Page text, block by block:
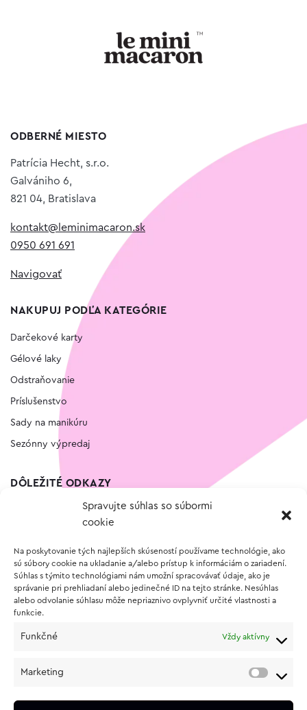
Spravujte súhlas so súbormi
cookie
Na poskytovanie tých najlepších skúseností používame technológie, ako
sú súbory cookie na ukladanie a/alebo prístup k informáciám o zariadení.
Súhlas s týmito technológiami nám umožní spracovávať údaje, ako je
správanie pri prehliadaní alebo jedinečné ID na tejto stránke. Nesúhlas
alebo odvolanie súhlasu môže nepriaznivo ovplyvniť určité vlastnosti a
funkcie.
Funkčné Vždy aktívny
Marketing
ODBERNÉ MIESTO
Patrícia Hecht, s.r.o.
Galvániho 6,
821 04, Bratislava
kontakt@leminimacaron.sk
0950 691 691
Navigovať
NAKUPUJ PODĽA KATEGÓRIE
Darčekové karty
Gélové laky
Odstraňovanie
Príslušenstvo
Sady na manikúru
Sezónny výpredaj
DÔLEŽITÉ ODKAZY
Vernostný program
O NÁKUPE
Vrátenie a reklamácia tovaru